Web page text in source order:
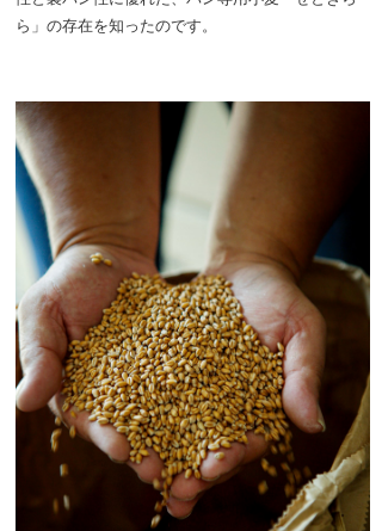
ら」の存在を知ったのです。